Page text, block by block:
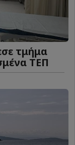
τμήμα
ΤΕΠ